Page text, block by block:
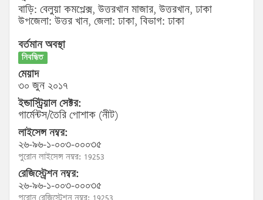
বাড়ি: বেলুয়া কমপ্লেক্স, উত্তরখান মাজার, উত্তরখান, ঢাকা
উপজেলা: উত্তর খান, জেলা: ঢাকা, বিভাগ: ঢাকা
বর্তমান অবস্থা
নিবন্ধিত
মেয়াদ
৩০ জুন ২০১৭
ইন্ডাস্ট্রিয়াল সেক্টর:
গার্মেন্টস/তৈরি পোশাক (নীট)
লাইসেন্স নম্বর:
২৬-৯৬-১-০০৩-০০০৩৫
পুরোন লাইসেন্স নম্বর: 19253
রেজিস্ট্রেশন নম্বর:
২৬-৯৬-১-০০৩-০০০৩৫
পুরোন রেজিস্ট্রেশন নম্বর: 19253